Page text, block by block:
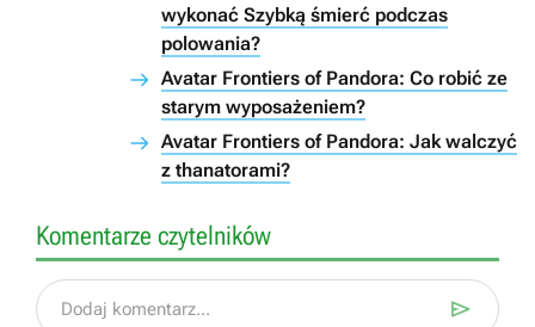
wykonać Szybką śmierć podczas
polowania?
Avatar Frontiers of Pandora: Co robić ze
starym wyposażeniem?
Avatar Frontiers of Pandora: Jak walczyć
z thanatorami?
Komentarze czytelników
Dodaj komentarz... 